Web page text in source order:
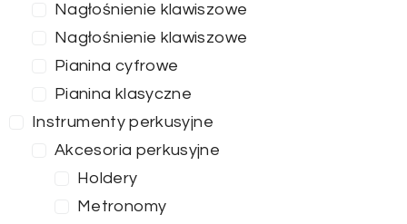
Nagłośnienie klawiszowe
Nagłośnienie klawiszowe
Pianina cyfrowe
Pianina klasyczne
Instrumenty perkusyjne
Akcesoria perkusyjne
Holdery
Metronomy